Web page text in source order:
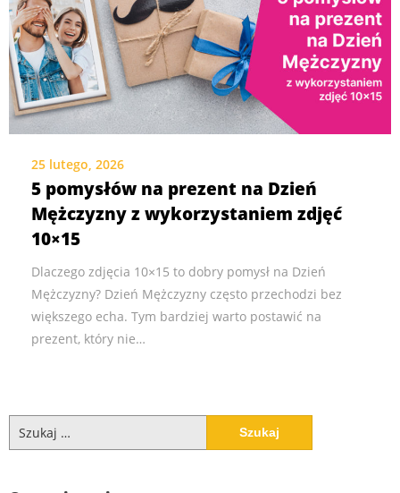
25 lutego, 2026
5 pomysłów na prezent na Dzień
Mężczyzny z wykorzystaniem zdjęć
10×15
Dlaczego zdjęcia 10×15 to dobry pomysł na Dzień
Mężczyzny? Dzień Mężczyzny często przechodzi bez
większego echa. Tym bardziej warto postawić na
prezent, który nie…